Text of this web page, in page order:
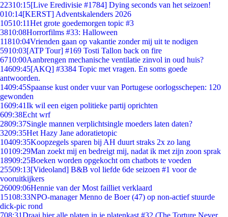
22310:15[Live Eredivisie #1784] Dying seconds van het seizoen!
010:14[KERST] Adventskalenders 2026
10510:11Het grote goedemorgen topic #3
3810:08Horrorfilms #33: Halloween
11810:04Vrienden gaan op vakantie zonder mij uit te nodigen
5910:03[ATP Tour] #169 Tosti Tallon back on fire
6710:00Aanbrengen mechanische ventilatie zinvol in oud huis?
14609:45[AKQ] #3384 Topic met vragen. En soms goede
antwoorden.
1409:45Spaanse kust onder vuur van Portugese oorlogsschepen: 120
gewonden
1609:41Ik wil een eigen politieke partij oprichten
609:38Echt wrf
2809:37Single mannen verplichtsingle moeders laten daten?
3209:35Het Hazy Jane adoratietopic
10409:35Koopzegels sparen bij AH duurt straks 2x zo lang
10109:29Man zoekt mij en bedreigt mij, nadat ik met zijn zoon sprak
18909:25Boeken worden opgekocht om chatbots te voeden
25509:13[Videoland] B&B vol liefde 6de seizoen #1 voor de
vooruitkijkers
26009:06Hennie van der Most failliet verklaard
15108:33NPO-manager Menno de Boer (47) op non-actief stuurde
dick-pic rond
708:31Draai hier alle platen in je platenkast #32 (The Torture Never